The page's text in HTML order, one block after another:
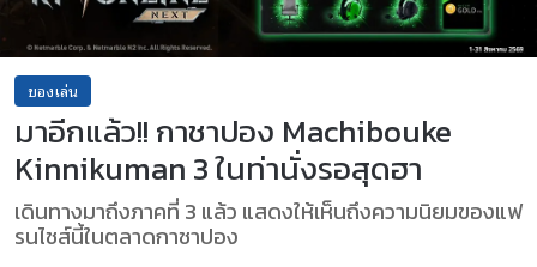
ของเล่น
มาอีกแล้ว!! กาชาปอง Machibouke
Kinnikuman 3 ในท่านั่งรอสุดฮา
เดินทางมาถึงภาคที่ 3 แล้ว แสดงให้เห็นถึงความนิยมของแฟ
รนไชส์นี้ในตลาดกาชาปอง